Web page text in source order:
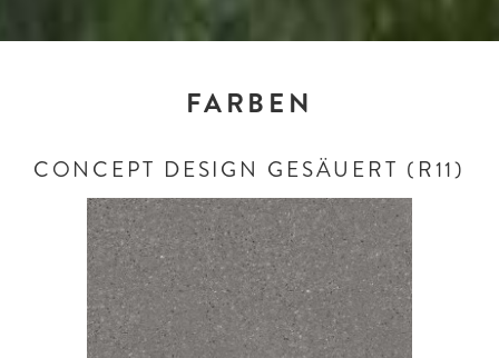
FARBEN
CONCEPT DESIGN GESÄUERT (R11)